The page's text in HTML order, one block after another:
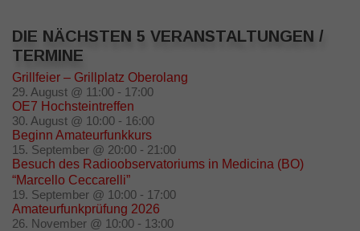
DIE NÄCHSTEN 5 VERANSTALTUNGEN /
TERMINE
Grillfeier – Grillplatz Oberolang
29. August @ 11:00 - 17:00
OE7 Hochsteintreffen
30. August @ 10:00 - 16:00
Beginn Amateurfunkkurs
15. September @ 20:00 - 21:00
Besuch des Radioobservatoriums in Medicina (BO)
“Marcello Ceccarelli”
19. September @ 10:00 - 17:00
Amateurfunkprüfung 2026
26. November @ 10:00 - 13:00